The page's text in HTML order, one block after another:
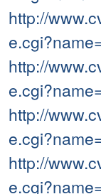
http://
http://
http://
http://